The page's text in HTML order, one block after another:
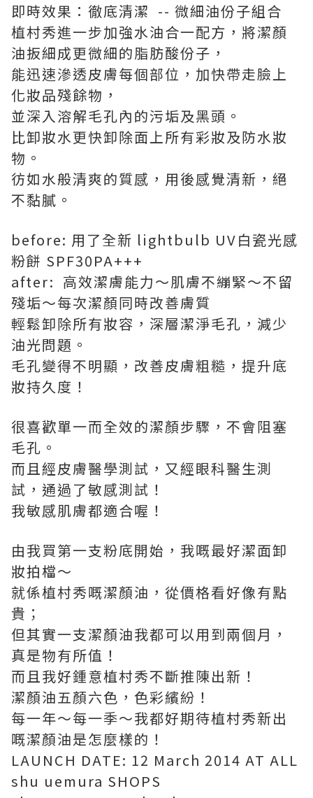
即時效果：徹底清潔 -- 微細油份子組合
植村秀進一步加強水油合一配方，將潔顏
油扳細成更微細的脂肪酸份子，
能迅速滲透皮膚每個部位，加快帶走臉上
化妝品殘餘物，
並深入溶解毛孔內的污垢及黑頭。
比卸妝水更快卸除面上所有彩妝及防水妝
物。
彷如水般清爽的質感，用後感覺清新，絕
不黏膩。
before: 用了全新 lightbulb UV白瓷光感
粉餅 SPF30PA+++
after: 高效潔膚能力～肌膚不繃緊～不留
殘垢～每次潔顏同時改善膚質
輕鬆卸除所有妝容，深層潔淨毛孔，減少
油光問題。
毛孔變得不明顯，改善皮膚粗糙，提升底
妝持久度！
很喜歡單一而全效的潔顏步驟，不會阻塞
毛孔。
而且經皮膚醫學測試，又經眼科醫生測
試，通過了敏感測試！
我敏感肌膚都適合喔！
由我買第一支粉底開始，我嘅最好潔面卸
妝拍檔～
就係植村秀嘅潔顏油，從價格看好像有點
貴；
但其實一支潔顏油我都可以用到兩個月，
真是物有所值！
而且我好鍾意植村秀不斷推陳出新！
潔顏油五顏六色，色彩繽紛！
每一年～每一季～我都好期待植村秀新出
嘅潔顏油是怎麼樣的！
LAUNCH DATE: 12 March 2014 AT ALL
shu uemura SHOPS